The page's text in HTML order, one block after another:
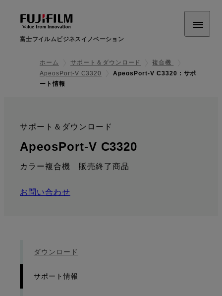
富士フイルムビジネスイノベーション
ホーム サポート＆ダウンロード
複合機
ApeosPort-V C3320
ApeosPort-V C3320 : サポ
ート情報
サポート＆ダウンロード
:
ApeosPort-V C3320
カラー複合機 販売終了商品
お問い合わせ
ダウンロード
サポート情報